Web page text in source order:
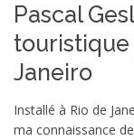
Pascal
touristique
Janeiro
Installé à Rio de
ma connaissance